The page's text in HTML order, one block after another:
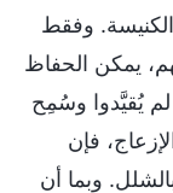
الكنيسة. وفقط
يمكن الحفاظ
لم يُقيَّدوا وسُمِح
فإن
وبما أن